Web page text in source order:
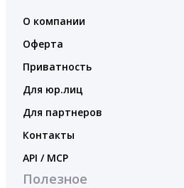
О компании
Оферта
Приватность
Для юр.лиц
Для партнеров
Контакты
API / MCP
Полезное